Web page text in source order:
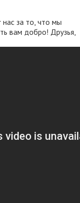
нас за то, что мы
вам добро! Друзья,